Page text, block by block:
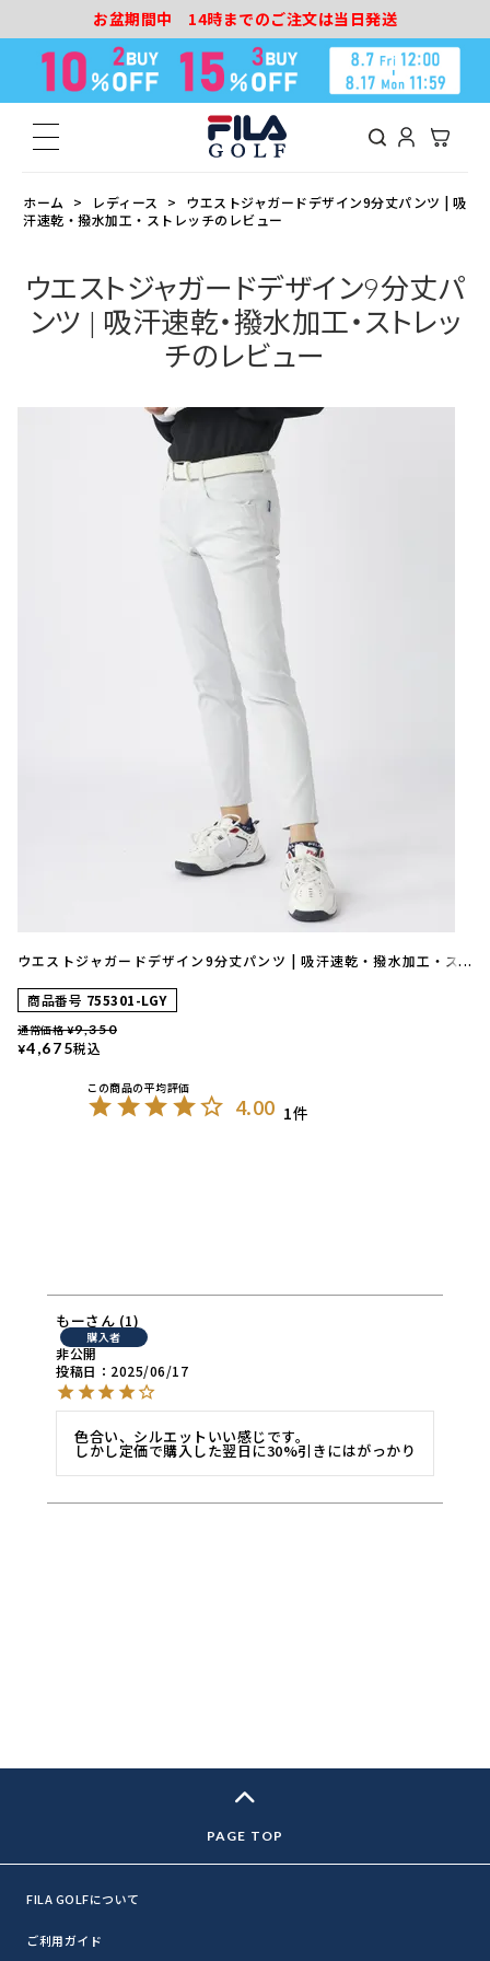
お盆期間中 14時までのご注文は当日発送
ホーム レディース
ウエストジャガードデザイン9分丈パンツ | 吸
汗速乾・撥水加工・ストレッチのレビュー
ウエストジャガードデザイン9分丈パ
ンツ | 吸汗速乾・撥水加工・ストレッ
チのレビュー
ウエストジャガードデザイン9分丈パンツ | 吸汗速乾・撥水加工・ス
商品番号 755301-LGY
通常価格 ¥9,350
¥4,675税込
4.00 1
もー 1
購入者
非公開
投稿日
2025/06/17
色合い、シルエットいい感じです。
しかし定価で購入した翌日に30%引きにはがっかり
FILA GOLFについて
ご利用ガイド